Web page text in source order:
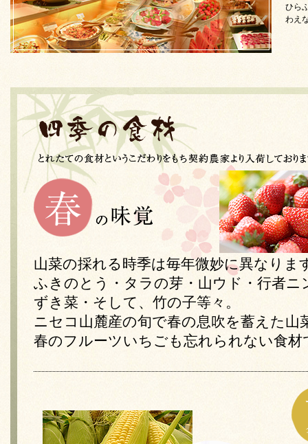
ひら
わえ
山菜の採れる時季は毎年微妙に異なりま
ふきのとう・タラの芽・山ウド・行者
ずき菜・そして、竹の子等々。
ニセコ山麓産の旬で春の息吹を蓄えた山
春のフルーツいちごも忘れられない食材